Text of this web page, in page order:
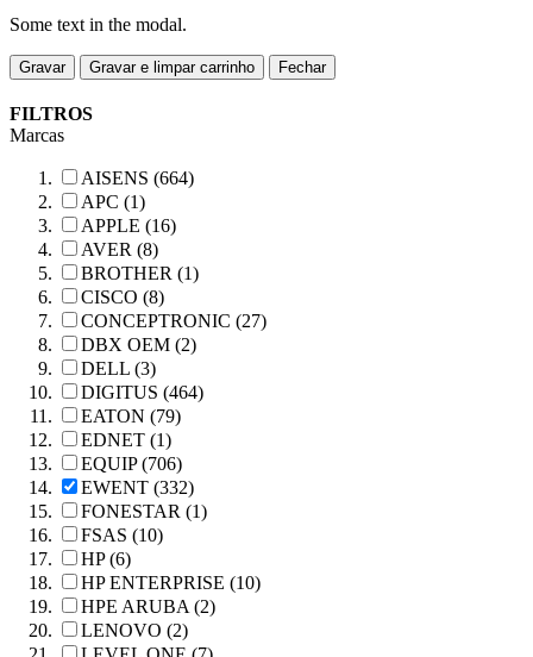
Some text in the modal.
Gravar Gravar e limpar carrinho Fechar
FILTROS
Marcas
AISENS (664)
APC (1)
APPLE (16)
AVER (8)
BROTHER (1)
CISCO (8)
CONCEPTRONIC (27)
DBX OEM (2)
DELL (3)
DIGITUS (464)
EATON (79)
EDNET (1)
EQUIP (706)
EWENT (332)
FONESTAR (1)
FSAS (10)
HP (6)
HP ENTERPRISE (10)
HPE ARUBA (2)
LENOVO (2)